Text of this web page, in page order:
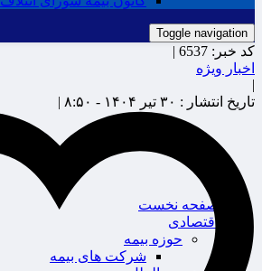
Toggle navigation
صفحه نخست
اقتصادی
حوزه بیمه
شرکت های بیمه
کد خبر: 6537 |
اخبار ویژه
|
تاریخ انتشار : ۳۰ تیر ۱۴۰۴ - ۸:۵۰ |